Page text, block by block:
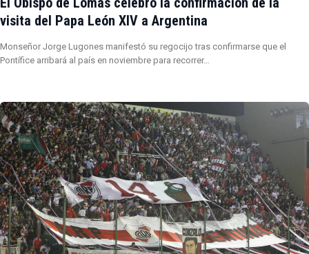
visita del Papa León XIV a Argentina
Monseñor Jorge Lugones manifestó su regocijo tras confirmarse que el
Pontífice arribará al país en noviembre para recorrer…